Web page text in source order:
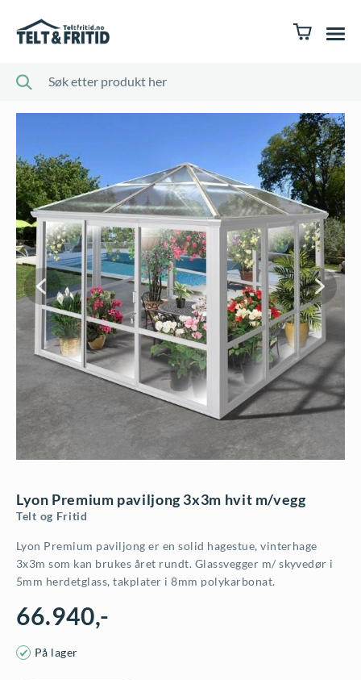
Lyon Premium paviljong 3x3m hvit m/vegg
Telt og Fritid
Lyon Premium paviljong er en solid hagestue, vinterhage
3x3m som kan brukes året rundt. Glassvegger m/ skyvedør i
5mm herdetglass, takplater i 8mm polykarbonat.
66.940,-
På lager